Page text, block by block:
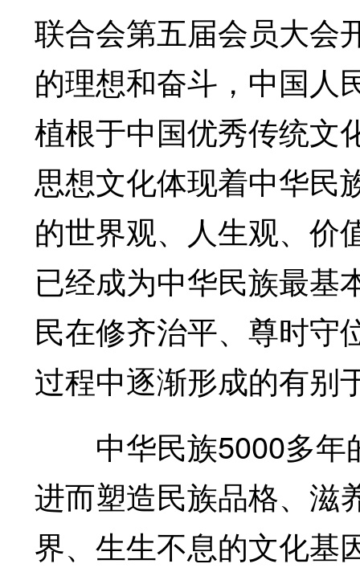
联合会第五届会员大会
的理想和奋斗，中国人
植根于中国优秀传统文
思想文化体现着中华民
的世界观、人生观、价
已经成为中华民族最基
民在修齐治平、尊时守
过程中逐渐形成的有别
中华民族5000多年
进而塑造民族品格、滋
界、生生不息的文化基